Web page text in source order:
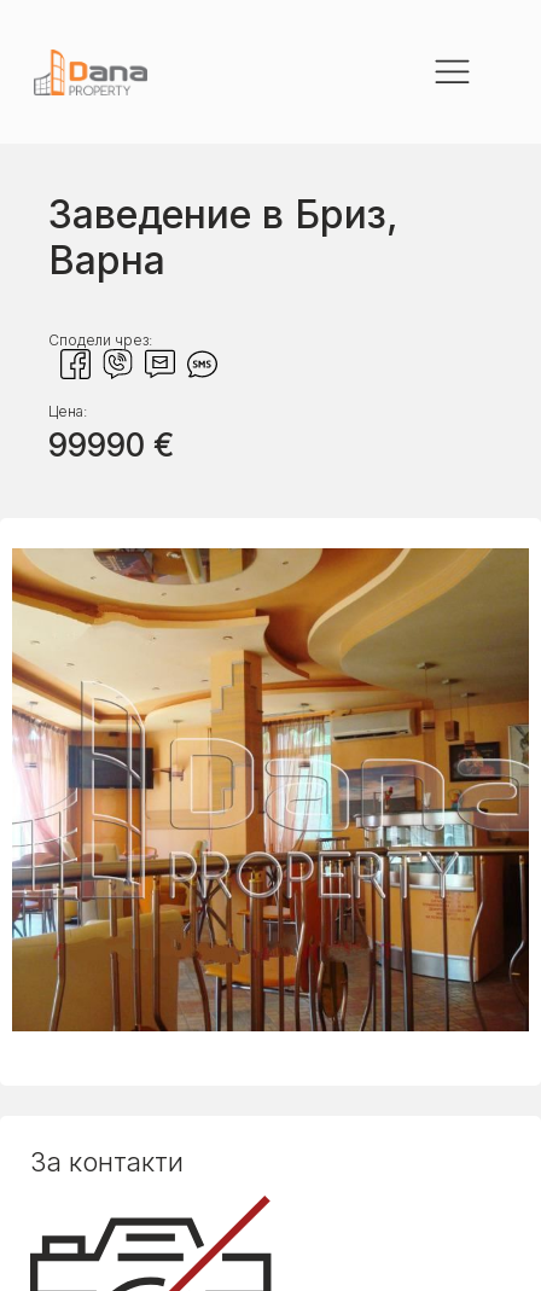
Заведение в Бриз,
Варна
Сподели чрез:
Цена:
99990 €
За контакти